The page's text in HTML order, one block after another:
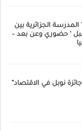
الجزائرية بين
‘ حضوري وعن بعد –
نوبل في الاقتصاد”